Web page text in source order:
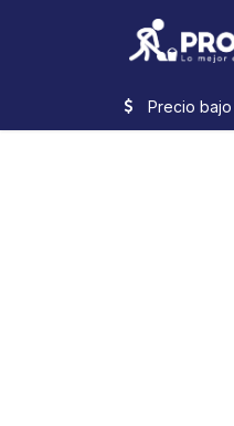
Precio